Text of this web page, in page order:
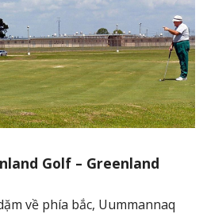
Golf – Greenland
về phía bắc, Uummannaq